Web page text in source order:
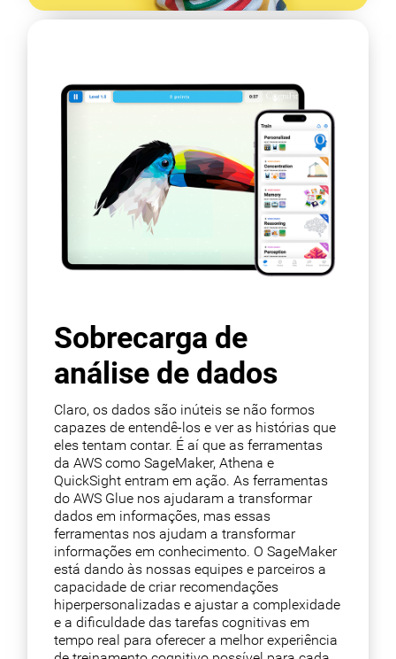
Sobrecarga de
análise de dados
Claro, os dados são inúteis se não formos
capazes de entendê-los e ver as histórias que
eles tentam contar. É aí que as ferramentas
da AWS como SageMaker, Athena e
QuickSight entram em ação. As ferramentas
do AWS Glue nos ajudaram a transformar
dados em informações, mas essas
ferramentas nos ajudam a transformar
informações em conhecimento. O SageMaker
está dando às nossas equipes e parceiros a
capacidade de criar recomendações
hiperpersonalizadas e ajustar a complexidade
e a dificuldade das tarefas cognitivas em
tempo real para oferecer a melhor experiência